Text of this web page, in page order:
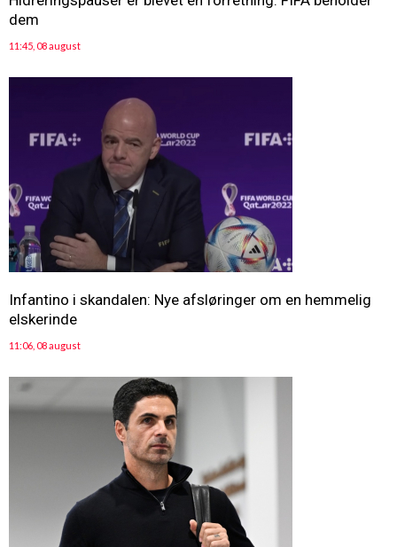
dem
11:45, 08 august
Infantino i skandalen: Nye afsløringer om en hemmelig
elskerinde
11:06, 08 august